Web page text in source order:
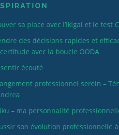
sa place avec l’Ikigai et le test
des décisions rapides et
avec la boucle OODA
sentir écouté
professionnel serein –
– ma personnalité
son évolution professionnelle à